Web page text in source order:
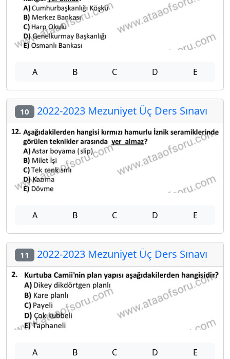
A B C D E
10 2022-2023 Mezuniyet Üç Ders Sınavı
A B C D E
11 2022-2023 Mezuniyet Üç Ders Sınavı
A B C D E